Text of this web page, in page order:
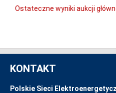
Ostateczne wyniki aukcji
KONTAKT
Polskie Sieci